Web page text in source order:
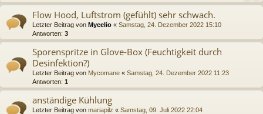
Flow Hood, Luftstrom (gefühlt) sehr schwach.
Letzter Beitrag von Mycelio « Samstag, 24. Dezember 2022 15:10
Antworten: 3
Sporenspritze in Glove-Box (Feuchtigkeit durch
Desinfektion?)
Letzter Beitrag von Mycomane « Samstag, 24. Dezember 2022 11:23
Antworten: 1
anständige Kühlung
Letzter Beitrag von mariapilz « Samstag, 09. Juli 2022 22:04